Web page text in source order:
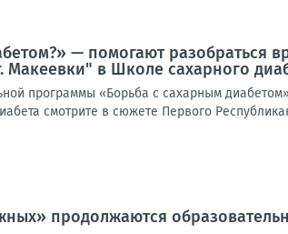
— помогают разобраться
Макеевки" в Школе сахарного
программы «Борьба с сахарным
смотрите в сюжете Первого
продолжаются